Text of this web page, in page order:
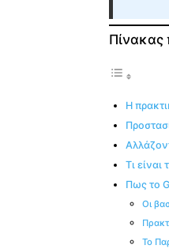
Πίνακας
Η
Τι
Πως το
Οι
Το